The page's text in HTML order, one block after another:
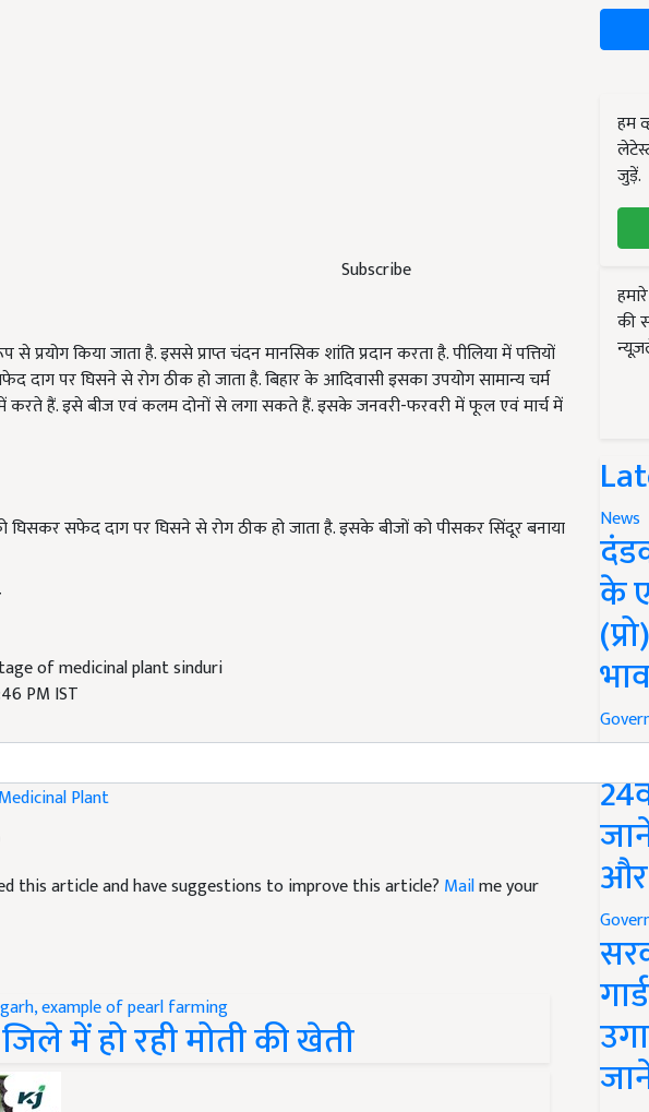
Subscribe
प्रयोग किया जाता है. इससे प्राप्त चंदन मानसिक शांति प्रदान करता है. पीलिया में पत्तियों
दाग पर घिसने से रोग ठीक हो जाता है. बिहार के आदिवासी इसका उपयोग सामान्य चर्म
करते हैं. इसे बीज एवं कलम दोनों से लगा सकते हैं. इसके जनवरी-फरवरी में फूल एवं मार्च में
घिसकर सफेद दाग पर घिसने से रोग ठीक हो जाता है. इसके बीजों को पीसकर सिंदूर बनाया
of medicinal plant sinduri
PM IST
Medicinal Plant
this article and have suggestions to improve this article? Mailme your
में हो रही मोती की खेती
हम
जुड़ें.
की
News
के